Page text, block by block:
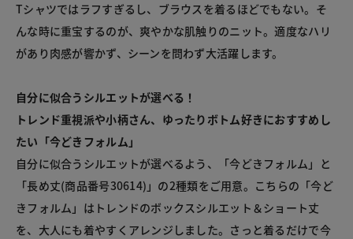
Tシャツではラフすぎるし、ブラウスを着るほどでもない。そ
んな時に重宝するのが、爽やかな肌触りのニット。適度なハリ
があり肉感が響かず、シーンを問わず大活躍します。
自分に似合うシルエットが選べる！
トレンド重視派や小柄さん、ゆったりボトム好きにおすすめし
たい「今どきフォルム」
自分に似合うシルエットが選べるよう、「今どきフォルム」と
「長め丈(商品番号30614)」の2種類をご用意。こちらの「今ど
きフォルム」はトレンドのボックスシルエット＆ショート丈
を、大人にも着やすくアレンジしました。さっと着るだけで今